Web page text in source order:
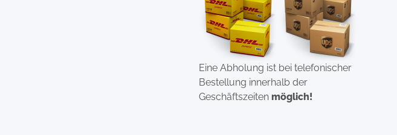
Eine Abholung ist bei telefonischer
Bestellung innerhalb der
Geschäftszeiten möglich!